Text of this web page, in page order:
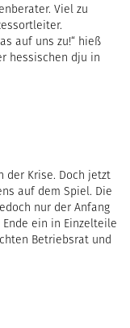
Viel zu
auf uns zu!“ hieß
hessischen dju in
der Krise. Doch jetzt
auf dem Spiel. Die
nur der Anfang
ein in Einzelteile
Betriebsrat und